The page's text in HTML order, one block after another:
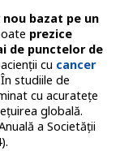
nou bazat pe un
prezice
de punctelor de
cu cancer
studiile de
cu acuratețe
globală.
a Societății